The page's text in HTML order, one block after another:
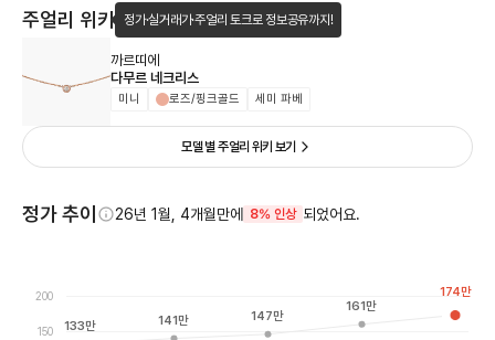
주얼리 위키 정가·실거래가·주얼리 토크로 정보공유까지!
까르띠에
다무르 네크리스
미니 로즈/핑크골드 세미 파베
모델 별 주얼리 위키 보기
정가 추이 26년 1월, 4개월만에 8% 인상 되었어요.
150
200
133만 141만 147만
161만
174만